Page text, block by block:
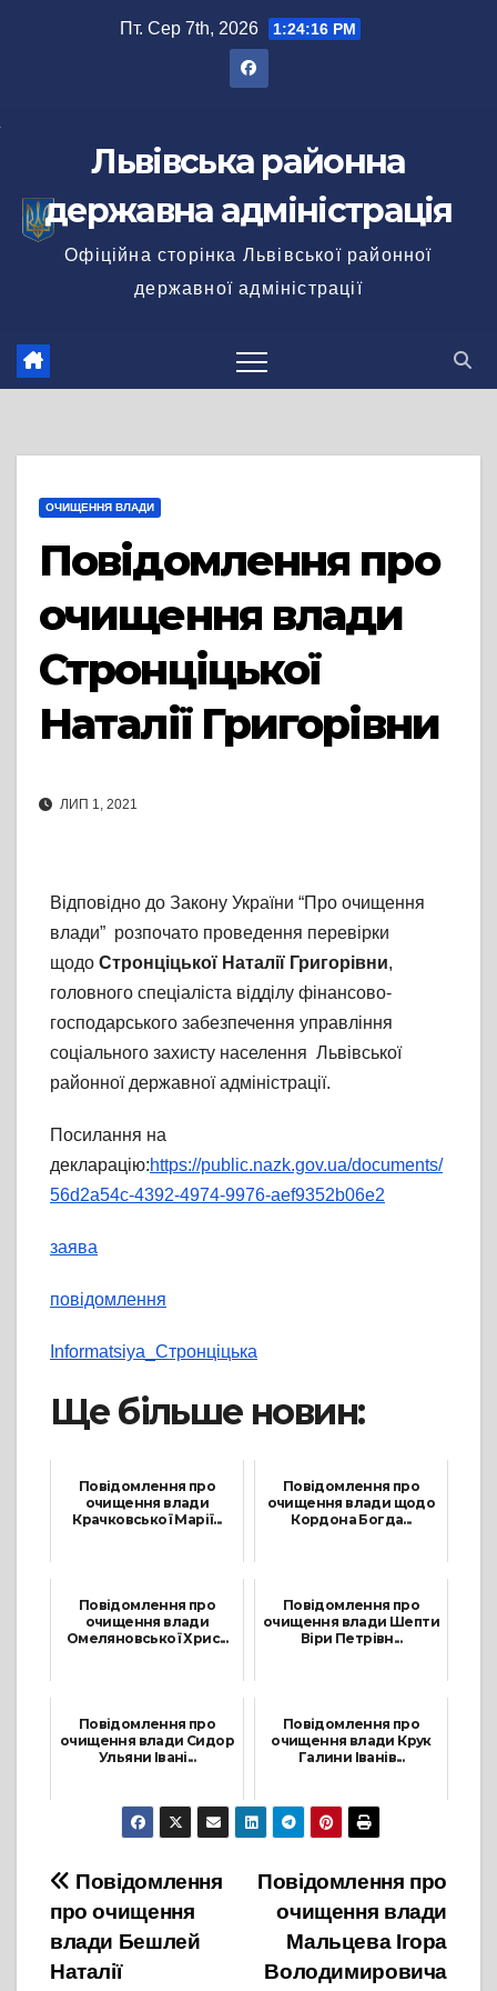
Пт. Сер 7th, 2026 1:24:16 PM
Львівська районна
державна адміністрація
Офіційна сторінка Львівської районної
державної адміністрації
ОЧИЩЕННЯ ВЛАДИ
Повідомлення про
очищення влади
Стронціцької
Наталії Григорівни
ЛИП 1, 2021
Відповідно до Закону України “Про очищення
влади” розпочато проведення перевірки
щодо Стронціцької Наталії Григорівни,
головного спеціаліста відділу фінансово-
господарського забезпечення управління
соціального захисту населення Львівської
районної державної адміністрації.
Посилання на
декларацію:https://public.nazk.gov.ua/documents/
56d2a54c-4392-4974-9976-aef9352b06e2
заява
повідомлення
Informatsiya_Стронціцька
Ще більше новин:
Повідомлення про
очищення влади
Крачковської Марії...
Повідомлення про
очищення влади щодо
Кордона Богда...
Повідомлення про
очищення влади
Омеляновської Хрис...
Повідомлення про
очищення влади Шепти
Віри Петрівн...
Повідомлення про
очищення влади Сидор
Ульяни Івані...
22 Грудня, 2021
Повідомлення про
очищення влади Крук
Галини Іванів...
16 Листопада, 2021
Навігація
записів
Повідомлення про
очищення влади
Мальцева Ігора
Володимировича
Повідомлення
про очищення
влади Бешлей
Наталії